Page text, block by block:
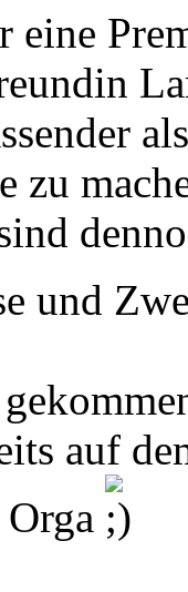
eine
zu
und
auf